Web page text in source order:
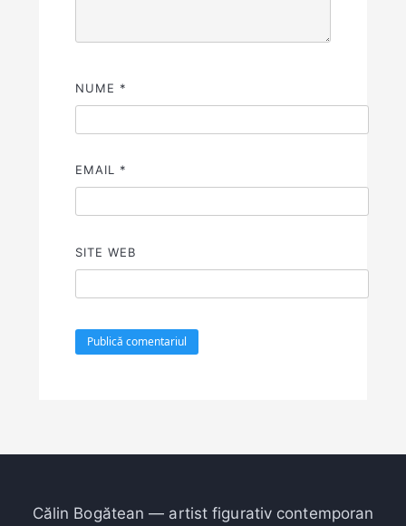
NUME *
EMAIL *
SITE WEB
Călin Bogătean — artist figurativ contemporan